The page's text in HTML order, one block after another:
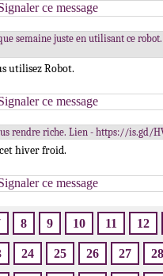
ce message
semaine juste en utilisant ce
utilisez Robot.
ce message
rendre riche. Lien - https://is.gd/
hiver froid.
ce message
8 9 10 11 12
24 25 26 27 28